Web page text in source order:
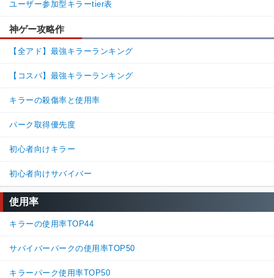
ユーザー参加型キラーtier表
神ゲー攻略作
【全アド】最強キラーランキング
【コスパ】最強キラーランキング
キラーの殺傷率と使用率
パーク取得優先度
初心者向けキラー
初心者向けサバイバー
使用率
キラーの使用率TOP44
サバイバーパークの使用率TOP50
キラーパーク使用率TOP50